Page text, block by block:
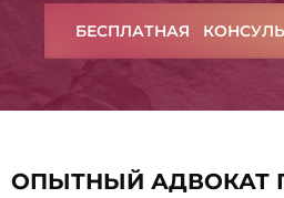
БЕСПЛАТНАЯ
ОПЫТНЫЙ АДВОКАТ